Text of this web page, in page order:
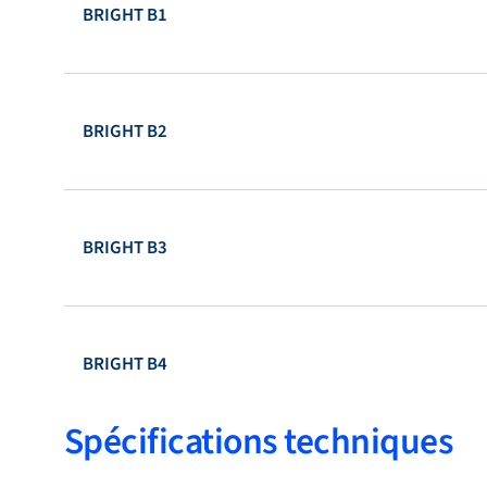
BRIGHT B1
BRIGHT B2
BRIGHT B3
BRIGHT B4
Spécifications techniques